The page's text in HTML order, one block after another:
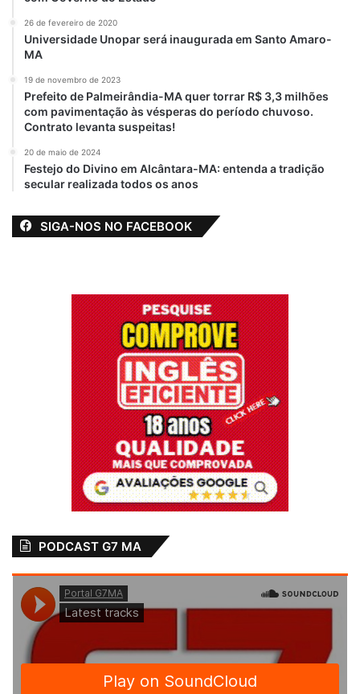
26 de fevereiro de 2020
Universidade Unopar será inaugurada em Santo Amaro-
MA
19 de novembro de 2023
Prefeito de Palmeirândia-MA quer torrar R$ 3,3 milhões
com pavimentação às vésperas do período chuvoso.
Contrato levanta suspeitas!
20 de maio de 2024
Festejo do Divino em Alcântara-MA: entenda a tradição
secular realizada todos os anos
SIGA-NOS NO FACEBOOK
PODCAST G7 MA